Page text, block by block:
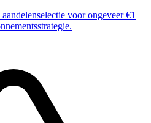
voor ongeveer €1